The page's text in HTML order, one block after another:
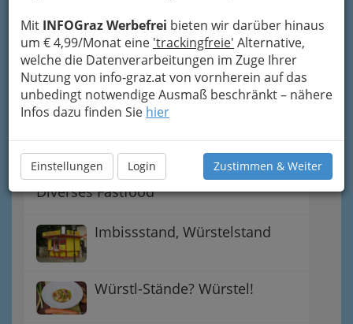
Mit INFOGraz Werbefrei bieten wir darüber hinaus
um € 4,99/Monat eine 'trackingfreie' Alternative,
welche die Datenverarbeitungen im Zuge Ihrer
Nutzung von info-graz.at von vornherein auf das
unbedingt notwendige Ausmaß beschränkt – nähere
Infos dazu finden Sie hier
Einstellungen Login Zustimmen & Weiter
Imbiss & Zustelldienste
McDonalds Graz und
Umgebung, Burger King & Co.
Kebab - Döner
Diverses Fastfood
Imbissstand, Würstelstand
Würstl-Stände? Würstel!